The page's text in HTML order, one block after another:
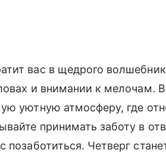
вас в щедрого
и внимании к мелочам.
уютную атмосферу, где
принимать заботу в
позаботиться. Четверг